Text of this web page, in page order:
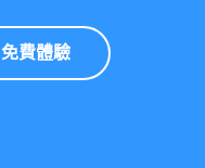
免費體驗